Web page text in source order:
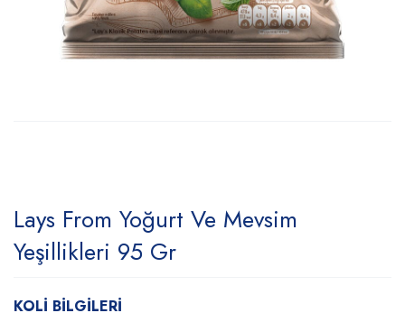
Lays From Yoğurt Ve Mevsim
Yeşillikleri 95 Gr
KOLİ BİLGİLERİ